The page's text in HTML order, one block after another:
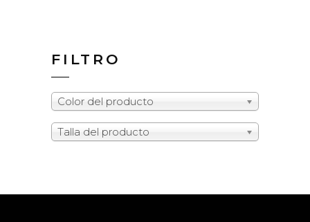
FILTRO
Color del producto
Talla del producto